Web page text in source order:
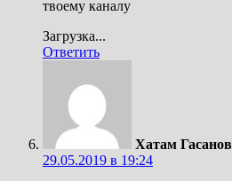
твоему каналу
Загрузка...
Ответить
Хатам Гасанов
29.05.2019 в 19:24